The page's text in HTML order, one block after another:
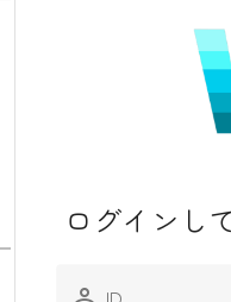
ログインし